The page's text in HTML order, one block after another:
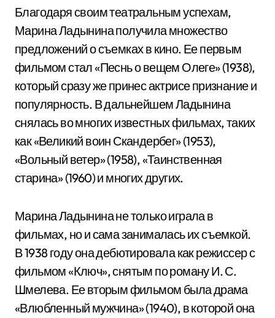
Благодаря своим театральным успехам,
Марина Ладынина получила множество
предложений о съемках в кино. Ее первым
фильмом стал «Песнь о вещем Олеге» (1938),
который сразу же принес актрисе признание и
популярность. В дальнейшем Ладынина
снялась во многих известных фильмах, таких
как «Великий воин Скандербег» (1953),
«Вольный ветер» (1958), «Таинственная
старина» (1960) и многих других.
Марина Ладынина не только играла в
фильмах, но и сама занималась их съемкой.
В 1938 году она дебютировала как режиссер с
фильмом «Ключ», снятым по роману И. С.
Шмелева. Ее вторым фильмом была драма
«Влюбленный мужчина» (1940), в которой она